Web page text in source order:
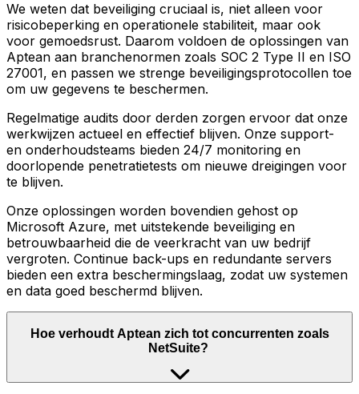
We weten dat beveiliging cruciaal is, niet alleen voor
risicobeperking en operationele stabiliteit, maar ook
voor gemoedsrust. Daarom voldoen de oplossingen van
Aptean aan branchenormen zoals SOC 2 Type II en ISO
27001, en passen we strenge beveiligingsprotocollen toe
om uw gegevens te beschermen.
Regelmatige audits door derden zorgen ervoor dat onze
werkwijzen actueel en effectief blijven. Onze support-
en onderhoudsteams bieden 24/7 monitoring en
doorlopende penetratietests om nieuwe dreigingen voor
te blijven.
Onze oplossingen worden bovendien gehost op
Microsoft Azure, met uitstekende beveiliging en
betrouwbaarheid die de veerkracht van uw bedrijf
vergroten. Continue back-ups en redundante servers
bieden een extra beschermingslaag, zodat uw systemen
en data goed beschermd blijven.
Hoe verhoudt Aptean zich tot concurrenten zoals
NetSuite?